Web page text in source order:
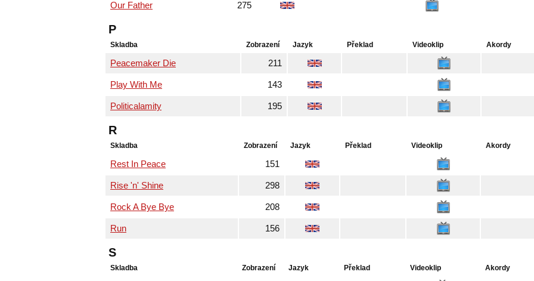
Our Father 275
P
Skladba Zobrazení Jazyk Překlad Videoklip Akordy
Peacemaker Die 211
Play With Me 143
Politicalamity 195
R
Skladba Zobrazení Jazyk Překlad Videoklip Akordy
Rest In Peace 151
Rise 'n' Shine 298
Rock A Bye Bye 208
Run 156
S
Skladba Zobrazení Jazyk Překlad Videoklip Akordy